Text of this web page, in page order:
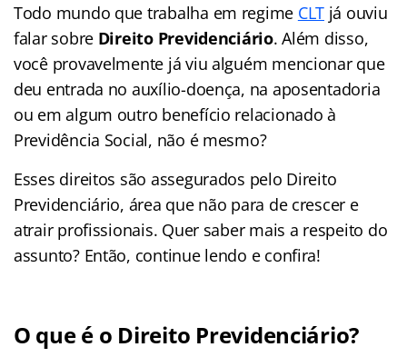
Todo mundo que trabalha em regime CLT já ouviu
falar sobre Direito Previdenciário. Além disso,
você provavelmente já viu alguém mencionar que
deu entrada no auxílio-doença, na aposentadoria
ou em algum outro benefício relacionado à
Previdência Social, não é mesmo?
Esses direitos são assegurados pelo Direito
Previdenciário, área que não para de crescer e
atrair profissionais. Quer saber mais a respeito do
assunto? Então, continue lendo e confira!
O que é o Direito Previdenciário?